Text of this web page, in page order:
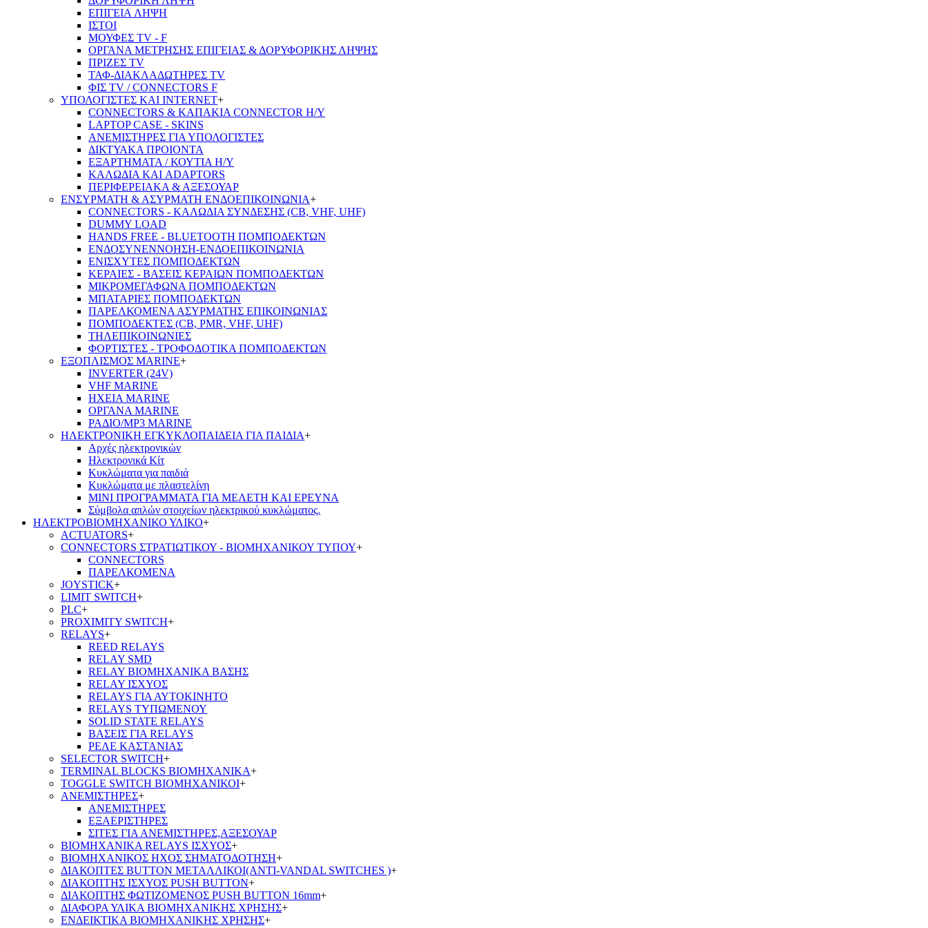
ΕΠΙΓΕΙA ΛΗΨΗ
ΙΣΤΟΙ
ΜΟΥΦΕΣ TV - F
ΟΡΓΑΝΑ ΜΕΤΡΗΣΗΣ ΕΠΙΓΕΙΑΣ & ΔΟΡΥΦΟΡΙΚΗΣ ΛΗΨΗΣ
ΠΡΙΖΕΣ TV
ΤΑΦ-ΔΙΑΚΛΑΔΩΤΗΡΕΣ TV
ΦΙΣ TV / CONNECTORS F
ΥΠΟΛΟΓΙΣΤΕΣ ΚΑΙ INTERNET+
CONNECTORS & ΚΑΠΑΚΙΑ CONNECTOR Η/Υ
LAPTOP CASE - SKINS
ΑΝΕΜΙΣΤΗΡΕΣ ΓΙΑ ΥΠΟΛΟΓΙΣΤΕΣ
ΔΙΚΤΥΑΚΑ ΠΡΟΙΟΝΤΑ
ΕΞΑΡΤΗΜΑΤΑ / ΚΟΥΤΙΑ Η/Υ
ΚΑΛΩΔΙΑ ΚΑΙ ADAPTORS
ΠΕΡΙΦΕΡΕΙΑΚΑ & ΑΞΕΣΟΥΑΡ
ΕΝΣΥΡΜΑΤΗ & ΑΣΥΡΜΑΤΗ ΕΝΔΟΕΠΙΚΟΙΝΩΝΙΑ+
CONNECTORS - ΚΑΛΩΔΙΑ ΣΥΝΔΕΣΗΣ (CB, VHF, UHF)
DUMMY LOAD
HANDS FREE - BLUETOOTH ΠΟΜΠΟΔΕΚΤΩΝ
ΕΝΔΟΣΥΝΕΝΝΟΗΣΗ-ΕΝΔΟΕΠΙΚΟΙΝΩΝΙΑ
ΕΝΙΣΧΥΤΕΣ ΠΟΜΠΟΔΕΚΤΩΝ
ΚΕΡΑΙΕΣ - ΒΑΣΕΙΣ ΚΕΡΑΙΩΝ ΠΟΜΠΟΔΕΚΤΩΝ
ΜΙΚΡΟΜΕΓΑΦΩΝΑ ΠΟΜΠΟΔΕΚΤΩΝ
ΜΠΑΤΑΡΙΕΣ ΠΟΜΠΟΔΕΚΤΩΝ
ΠΑΡΕΛΚΟΜΕΝΑ ΑΣΥΡΜΑΤΗΣ ΕΠΙΚΟΙΝΩΝΙΑΣ
ΠΟΜΠΟΔΕΚΤΕΣ (CB, PMR, VHF, UHF)
ΤΗΛΕΠΙΚΟΙΝΩΝΙΕΣ
ΦΟΡΤΙΣΤΕΣ - ΤΡΟΦΟΔΟΤΙΚΑ ΠΟΜΠΟΔΕΚΤΩΝ
ΕΞΟΠΛΙΣΜΟΣ MARINE+
INVERTER (24V)
VHF MARINE
ΗΧΕΙΑ MARINE
ΟΡΓΑΝΑ MARINE
ΡΑΔΙΟ/MP3 MARINE
ΗΛΕΚΤΡΟΝΙΚΗ ΕΓΚΥΚΛΟΠΑΙΔΕΙΑ ΓΙΑ ΠΑΙΔΙΑ+
Αρχές ηλεκτρονικών
Ηλεκτρονικά Κίτ
Κυκλώματα για παιδιά
Κυκλώματα με πλαστελίνη
ΜΙΝΙ ΠΡΟΓΡΑΜΜΑΤΑ ΓΙΑ ΜΕΛΕΤΗ ΚΑΙ ΕΡΕΥΝΑ
Σύμβολα απλών στοιχείων ηλεκτρικού κυκλώματος.
ΗΛΕΚΤΡΟΒΙΟΜΗΧΑΝΙΚΟ ΥΛΙΚΟ+
ACTUATORS+
CONNECTORS ΣΤΡΑΤΙΩΤΙΚΟΥ - ΒΙΟΜΗΧΑΝΙΚΟΥ ΤΥΠΟΥ+
CONNECTORS
ΠΑΡΕΛΚΟΜΕΝΑ
JOYSTICK+
LIMIT SWITCH+
PLC+
PROXIMITY SWITCH+
RELAYS+
REED RELAYS
RELAY SMD
RELAY ΒΙΟΜΗΧΑΝΙΚΑ ΒΑΣΗΣ
RELAY ΙΣΧΥΟΣ
RELAYS ΓΙΑ ΑΥΤΟΚΙΝΗΤΟ
RELAYS ΤΥΠΩΜΕΝΟΥ
SOLID STATE RELAYS
ΒΑΣΕΙΣ ΓΙΑ RELAYS
ΡΕΛΕ ΚΑΣΤΑΝΙΑΣ
SELECTOR SWITCH+
TERMINAL BLOCKS ΒΙΟΜΗΧΑΝΙΚΑ+
TOGGLE SWITCH ΒΙΟΜΗΧΑΝΙΚΟΙ+
ΑΝΕΜΙΣΤΗΡΕΣ+
ΑΝΕΜΙΣΤΗΡΕΣ
ΕΞΑΕΡΙΣΤΗΡΕΣ
ΣΙΤΕΣ ΓΙΑ ΑΝΕΜΙΣΤΗΡΕΣ,ΑΞΕΣΟΥΑΡ
ΒΙΟΜΗΧΑΝΙΚΑ RELAYS ΙΣΧΥΟΣ+
ΒΙΟΜΗΧΑΝΙΚΟΣ ΗΧΟΣ ΣΗΜΑΤΟΔΟΤΗΣΗ+
ΔΙΑΚΟΠΤΕΣ BUTTON ΜΕΤΑΛΛΙΚΟΙ(ANTI-VANDAL SWITCHES )+
ΔΙΑΚΟΠΤΗΣ ΙΣΧΥΟΣ PUSH BUTTON+
ΔΙΑΚΟΠΤΗΣ ΦΩΤΙΖΟΜΕΝΟΣ PUSH BUTTON 16mm+
ΔΙΑΦΟΡΑ ΥΛΙΚΑ ΒΙΟΜΗΧΑΝΙΚΗΣ ΧΡΗΣΗΣ+
ΕΝΔΕΙΚΤΙΚΑ ΒΙΟΜΗΧΑΝΙΚΗΣ ΧΡΗΣΗΣ+